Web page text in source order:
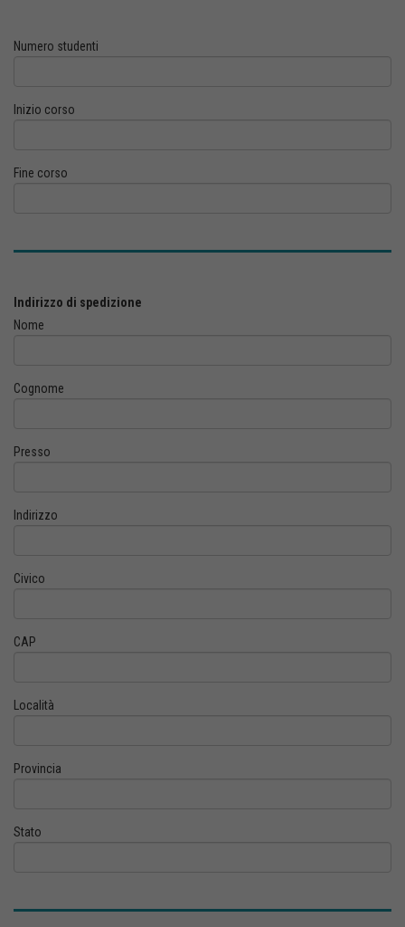
Numero studenti
Inizio corso
Fine corso
Indirizzo di spedizione
Nome
Cognome
Presso
Indirizzo
Civico
CAP
Località
Provincia
Stato